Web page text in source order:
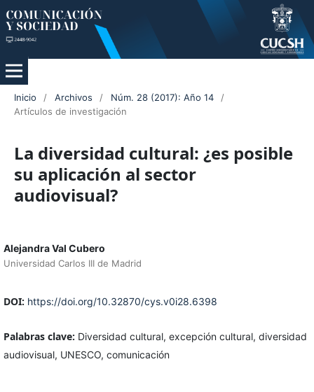
Inicio / Archivos / Núm. 28 (2017): Año 14
/
Artículos de investigación
La diversidad cultural: ¿es posible
su aplicación al sector
audiovisual?
Alejandra Val Cubero
Universidad Carlos III de Madrid
DOI: https://doi.org/10.32870/cys.v0i28.6398
Palabras clave: Diversidad cultural, excepción cultural, diversidad
audiovisual, UNESCO, comunicación